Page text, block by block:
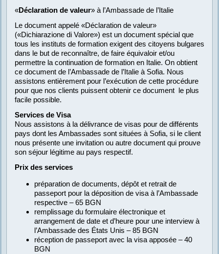
«Déclaration de valeur» à l’Ambassade de l’Italie
Le document appelé «Déclaration de valeur»
(«Dichiarazione di Valore») est un document spécial que
tous les instituts de formation exigent des citoyens bulgares
dans le but de reconnaître, de faire équivaloir et/ou
permettre la continuation de formation en Italie. On obtient
ce document de l’Ambassade de l’Italie à Sofia. Nous
assistons entièrement pour l’exécution de cette procédure
pour que nos clients puissent obtenir ce document le plus
facile possible.
Services de Visa
Nous assistons à la délivrance de visas pour de différents
pays dont les Ambassades sont situées à Sofia, si le client
nous présente une invitation ou autre document qui prouve
son séjour légitime au pays respectif.
Prix des services
préparation de documents, dépôt et retrait de
passeport pour la déposition de visa à l’Ambassade
respective – 65 BGN
remplissage du formulaire électronique et
arrangement de date et d’heure pour une interview à
l’Ambassade des États Unis – 85 BGN
réception de passeport avec la visa apposée – 40
BGN